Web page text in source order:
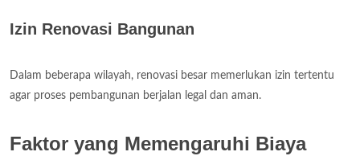
Izin Renovasi Bangunan
Dalam beberapa wilayah, renovasi besar memerlukan izin tertentu
agar proses pembangunan berjalan legal dan aman.
Faktor yang Memengaruhi Biaya